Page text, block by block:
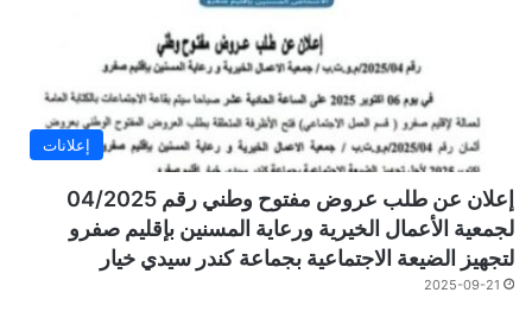
إعلانات
إعلان عن طلب عروض مفتوح وطني رقم 04/2025
لجمعية الأعمال الخيرية ورعاية المسنين بإقليم صفرو
لتجهيز الضيعة الاجتماعية بجماعة كندر سيدي خيار
2025-09-21